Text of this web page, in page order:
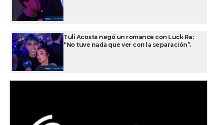
Tuli Acosta negó un romance con Luck Ra:
“No tuve nada que ver con la separación”.